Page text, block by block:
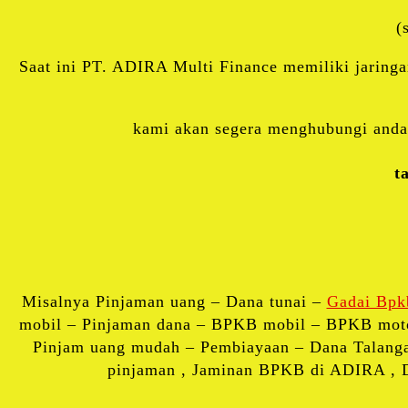
Saat ini PT. ADIRA Multi Finance memiliki
kami akan segera menghubungi
Misalnya Pinjaman uang – Dana tunai – Gadai
mobil – Pinjaman dana – BPKB mobil – BPKB
Pinjam uang mudah – Pembiayaan – Dana
pinjaman , Jaminan BPKB di ADIRA ,